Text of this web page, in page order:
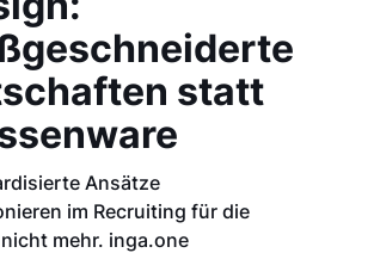
statt
Ansätze
im Recruiting für die
mehr. inga.one